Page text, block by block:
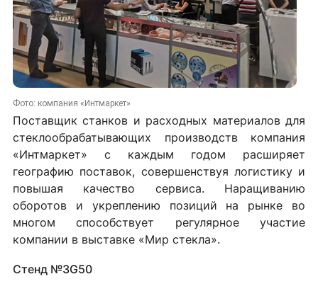
Фото: компания «Интмаркет»
Поставщик станков и расходных материалов для
стеклообрабатывающих производств компания
«Интмаркет» с каждым годом расширяет
географию поставок, совершенствуя логистику и
повышая качество сервиса. Наращиванию
оборотов и укреплению позиций на рынке во
многом способствует регулярное участие
компании в выставке «Мир стекла».
Стенд №3G50